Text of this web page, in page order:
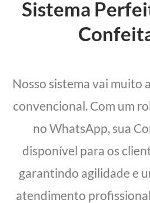
Sistema
Nosso sistema vai muito
convencional. Com um
no WhatsApp, sua
disponível para os
garantindo agilidade e
atendimento